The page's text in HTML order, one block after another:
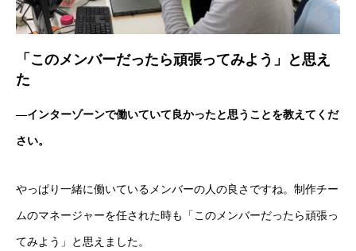
「このメンバーだったら頑張ってみよう」と思え
た
―インターゾーンで働いていて良かったと思うことを教えてくだ
さい。
やっぱり一緒に働いているメンバーの人の良さですね。制作チー
ムのマネージャーを任された時も「このメンバーだったら頑張っ
てみよう」と思えました。